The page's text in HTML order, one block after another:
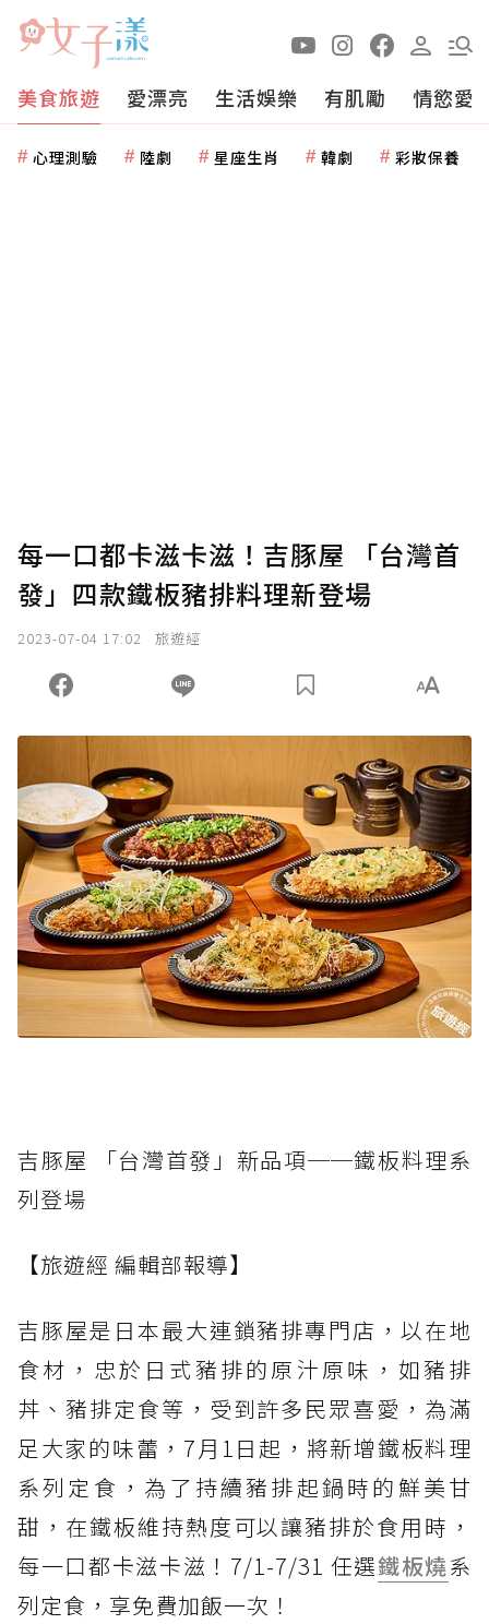
美食旅遊 愛漂亮 生活娛樂 有肌勵 情慾愛
心理測驗 陸劇 星座生肖 韓劇 彩妝保養
每一口都卡滋卡滋！吉豚屋 「台灣首
發」四款鐵板豬排料理新登場
2023-07-04 17:02 旅遊經
吉豚屋 「台灣首發」新品項──鐵板料理系
列登場
【旅遊經 編輯部報導】
吉豚屋是日本最大連鎖豬排專門店，以在地
食材，忠於日式豬排的原汁原味，如豬排
丼、豬排定食等，受到許多民眾喜愛，為滿
足大家的味蕾，7月1日起，將新增鐵板料理
系列定食，為了持續豬排起鍋時的鮮美甘
甜，在鐵板維持熱度可以讓豬排於食用時，
每一口都卡滋卡滋！7/1-7/31 任選鐵板燒系
列定食，享免費加飯一次！